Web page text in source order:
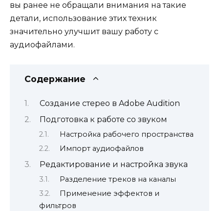
вы ранее не обращали внимания на такие
детали, использование этих техник
значительно улучшит вашу работу с
аудиофайлами.
Содержание
Создание стерео в Adobe Audition
Подготовка к работе со звуком
Настройка рабочего пространства
Импорт аудиофайлов
Редактирование и настройка звука
Разделение треков на каналы
Применение эффектов и
фильтров